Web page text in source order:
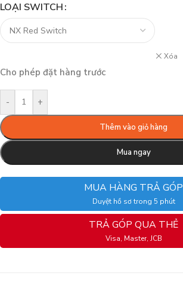
LOẠI SWITCH
Xóa
Cho phép đặt hàng trước
- +
Thêm vào giỏ hàng
Mua ngay
MUA HÀNG TRẢ GÓP
Duyệt hồ sơ trong 5 phút
TRẢ GÓP QUA THẺ
Visa, Master, JCB